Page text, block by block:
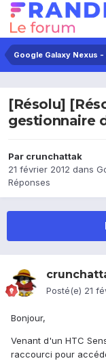
Google Galaxy Nexus
[Résolu]
gestionnaire
Par crunchattak
21 février 2012 dans
Réponses
Posté(e) 21
Bonjour,
Venant d'un HTC
raccourci pour